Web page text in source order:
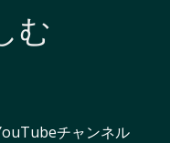
む
チャンネル